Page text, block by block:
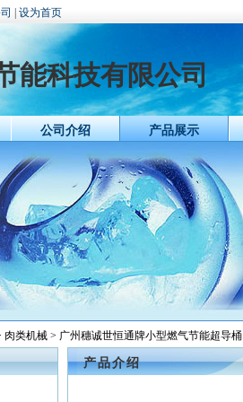
设为首页
能科技有限公司
公司介绍 产品展示
肉类机械 > 广州穗诚世恒通牌小型燃气节能超导桶
产品介绍